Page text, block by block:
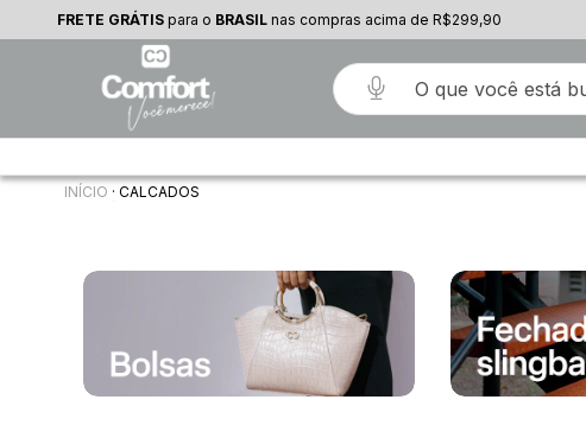
FRETE GRÁTIS para o BRASIL nas compras acima de R$299,90
FRETE GRÁTIS para o NORDESTE nas compras acima de R$199,90
INÍCIO · CALCADOS